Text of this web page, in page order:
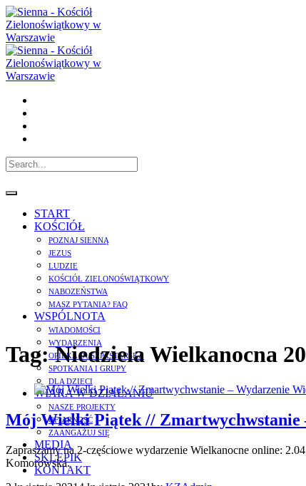
START
KOŚCIÓŁ
POZNAJ SIENNĄ
JEZUS
LUDZIE
KOŚCIÓŁ ZIELONOŚWIĄTKOWY
NABOZEŃSTWA
MASZ PYTANIA? FAQ
WSPÓLNOTA
WIADOMOŚCI
WYDARZENIA
OPIEKA DUSZPASTERSKA
SPOTKANIA I GRUPY
DLA DZIECI
WIARA W DZIAŁANIU
NASZE PROJEKTY
OFIARNOŚĆ
ZAANGAŻUJ SIĘ
MEDIA
SKLEPIK
KONTAKT
Tag:Niedziela Wielkanocna
Mój Wielki Piątek // Zmartwychwstanie
Zapraszamy na 2-częściowe wydarzenie Wielkanocne online:
Komorowska.